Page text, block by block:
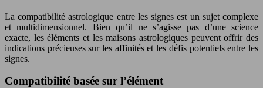
La compatibilité astrologique entre les signes est un sujet complexe
et multidimensionnel. Bien qu’il ne s’agisse pas d’une science
exacte, les éléments et les maisons astrologiques peuvent offrir des
indications précieuses sur les affinités et les défis potentiels entre les
signes.
Compatibilité basée sur l’élément